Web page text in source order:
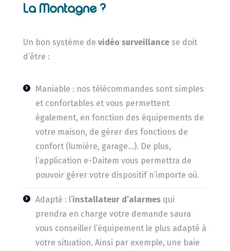
La Montagne ?
Un bon système de vidéo surveillancese doit
d’être :
Maniable : nos télécommandes sont simples
et confortables et vous permettent
également, en fonction des équipements de
votre maison, de gérer des fonctions de
confort (lumière, garage…). De plus,
l’application e-Daitem vous permettra de
pouvoir gérer votre dispositif n’importe où.
Adapté : l’installateur d’alarmesqui
prendra en charge votre demande saura
vous conseiller l’équipement le plus adapté à
votre situation. Ainsi par exemple, une baie